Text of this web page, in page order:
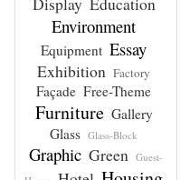
Environment
Equipment Essay
Exhibition Factory
Façade Free-Theme
Furniture Gallery
Glass Glass-Block
Graphic Green Guest-